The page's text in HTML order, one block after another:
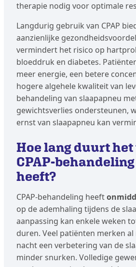
therapie nodig voor optimale
Langdurig gebruik van CPAP
aanzienlijke
vermindert het risico op
bloeddruk en diabetes.
meer energie, een betere
hogere algehele kwaliteit van
behandeling van slaapapneu
gewichtsverlies ondersteunen,
ernst van slaapapneu kan
Hoe lang duurt
CPAP-
heeft?
CPAP-behandeling heeft
op de ademhaling tijdens de
aanpassing kan enkele weken
duren. Veel patiënten merken al
nacht een verbetering van de
minder snurken. Volledige